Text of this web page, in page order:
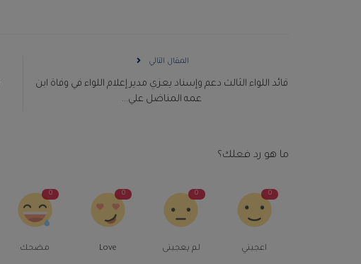
المقال التالي
قائد اللواء الثالث دعم وإسناد يعزي مدير إعلام اللواء في وفاة ابن
عمه المناضل علي...
ما هو رد فعلك؟
0
اعجبني
0
لم يعجبنى
0
Love
0
مضحك